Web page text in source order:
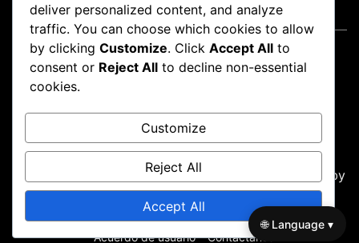
Legal
Quiénes somos
Tu privacidad
Preferencias de cookies
Acuerdo de usuario
Proudly powered by WordPress
Theme: news-box by
wpthemespace.com.
Quiénes somos Tu privacidad
Preferencias de cookies
Acuerdo de usuario
Contáctanos
deliver personalized content, and analyze
traffic. You can choose which cookies to allow
by clicking Customize. Click Accept All to
consent or Reject All to decline non-essential
cookies.
Customize
Reject All
Accept All
🌐 Language ▾